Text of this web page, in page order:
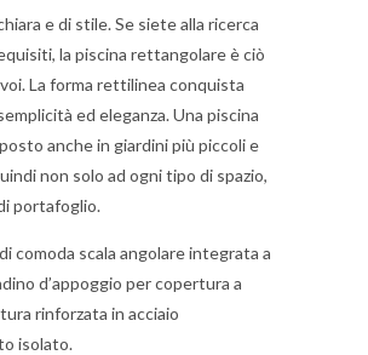
e di stile. Se siete alla ricerca
la piscina rettangolare è ciò
La forma rettilinea conquista
ed eleganza. Una piscina
anche in giardini più piccoli e
non solo ad ogni tipo di spazio,
portafoglio.
comoda scala angolare integrata a
d’appoggio per copertura a
rinforzata in acciaio
isolato.